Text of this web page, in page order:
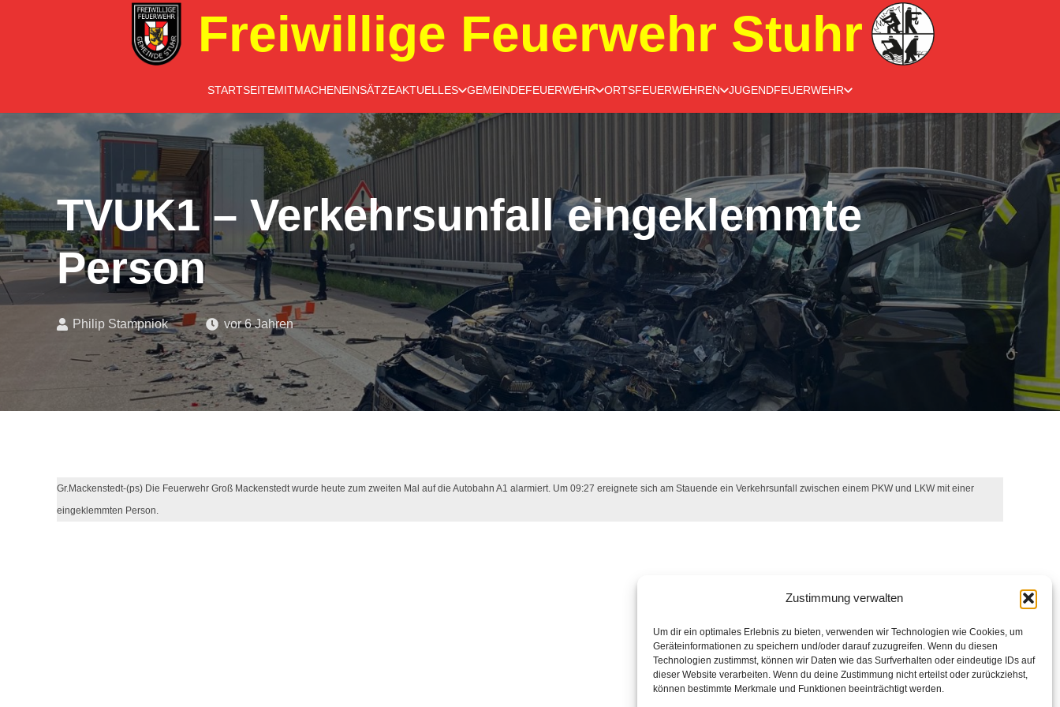
Zustimmung verwalten
Um dir ein optimales Erlebnis zu bieten, verwenden wir Technologien wie Cookies, um
Geräteinformationen zu speichern und/oder darauf zuzugreifen. Wenn du diesen
Technologien zustimmst, können wir Daten wie das Surfverhalten oder eindeutige IDs auf
dieser Website verarbeiten. Wenn du deine Zustimmung nicht erteilst oder zurückziehst,
können bestimmte Merkmale und Funktionen beeinträchtigt werden.
Freiwillige Feuerwehr Stuhr
STARTSEITEMITMACHENEINSÄTZEAKTUELLES GEMEINDEFEUERWEHR ORTSFEUERWEHREN JUGENDFEUERWEHR
TVUK1 – Verkehrsunfall eingeklemmte
Person
Philip Stampniok vor 6 Jahren
Gr.Mackenstedt-(ps) Die Feuerwehr Groß Mackenstedt wurde heute zum zweiten Mal auf die Autobahn A1 alarmiert. Um 09:27 ereignete sich am Stauende ein Verkehrsunfall zwischen einem PKW und LKW mit einer
eingeklemmten Person.